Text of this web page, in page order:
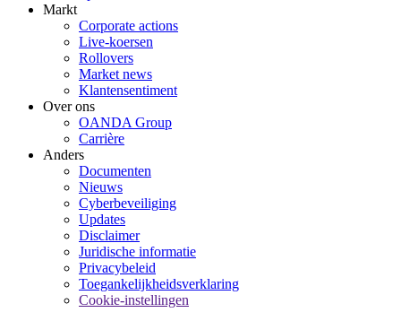
Markt
Corporate actions
Live-koersen
Rollovers
Market news
Klantensentiment
Over ons
OANDA Group
Carrière
Anders
Documenten
Nieuws
Cyberbeveiliging
Updates
Disclaimer
Juridische informatie
Privacybeleid
Toegankelijkheidsverklaring
Cookie-instellingen